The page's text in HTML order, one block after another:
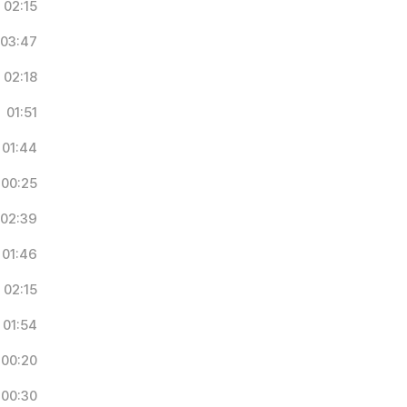
02:15
03:47
02:18
01:51
01:44
00:25
02:39
01:46
02:15
01:54
00:20
00:30